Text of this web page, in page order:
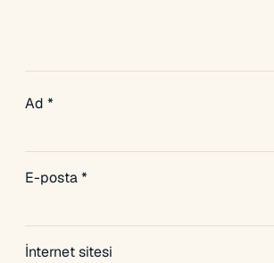
Ad *
E-posta*
İnternet sitesi